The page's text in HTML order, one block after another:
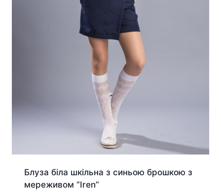
Блуза біла шкільна з синьою брошкою з
мереживом “Iren”